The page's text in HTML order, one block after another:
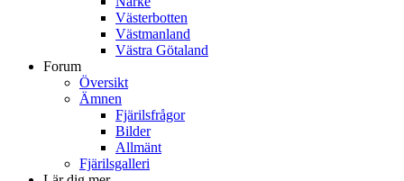
Västerbotten
Västmanland
Västra Götaland
Forum
Översikt
Ämnen
Fjärilsfrågor
Bilder
Allmänt
Fjärilsgalleri